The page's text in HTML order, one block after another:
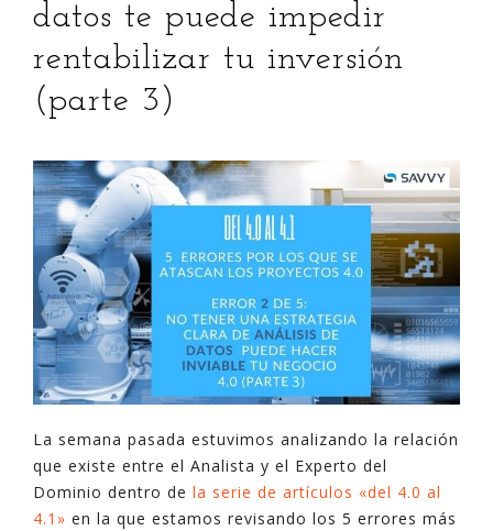
datos te puede impedir
rentabilizar tu inversión
(parte 3)
La semana pasada estuvimos analizando la relación
que existe entre el Analista y el Experto del
Dominio dentro de la serie de artículos «del 4.0 al
4.1» en la que estamos revisando los 5 errores más